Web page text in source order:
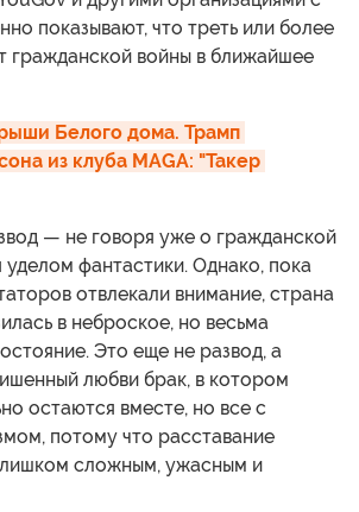
показывают, что треть или более
гражданской войны в ближайшее
Белого дома. Трамп
из клуба MAGA: "Такер
— не говоря уже о гражданской
фантастики. Однако, пока
отвлекали внимание, страна
в неброское, но весьма
Это еще не развод, а
любви брак, в котором
остаются вместе, но все с
потому что расставание
сложным, ужасным и